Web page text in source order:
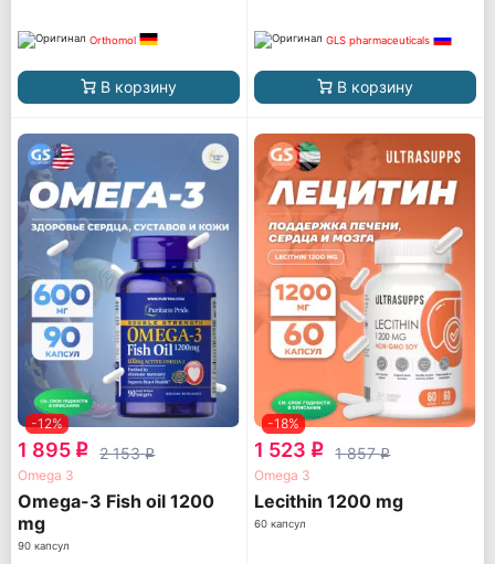
Orthomol
В корзину
GLS pharmaceuticals
В корзину
-12%
1 895 q 2 153q
Omega 3
Omega-3 Fish oil 1200
mg
90 капсул
-18%
1 523 q 1 857q
Omega 3
Lecithin 1200 mg
60 капсул